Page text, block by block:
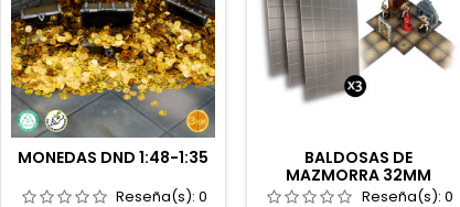
MONEDAS DND 1:48-1:35
Reseña(s):0
BALDOSAS DE
MAZMORRA 32MM
Reseña(s): 0